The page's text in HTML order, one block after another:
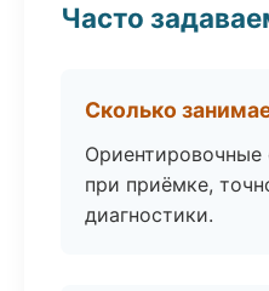
Часто
Сколько
при приёмке,
диагностики.